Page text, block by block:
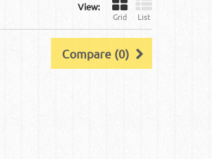
View:
Grid List
Compare (0)